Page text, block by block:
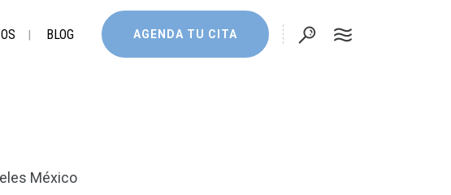
AGENDA TU CITA
BLOG
México